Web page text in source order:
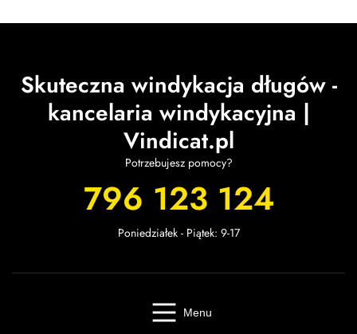
Skuteczna windykacja długów -
kancelaria windykacyjna |
Vindicat.pl
Potrzebujesz pomocy?
796 123 124
Poniedziałek - Piątek: 9-17
Menu